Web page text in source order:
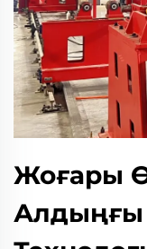
Жоғары
Алдыңғы